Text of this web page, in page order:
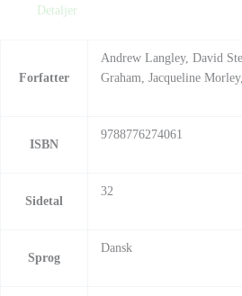
Detaljer
Forfatter
Andrew Langley, David
Graham, Jacqueline
ISBN
9788776274061
Sidetal
32
Sprog
Dansk